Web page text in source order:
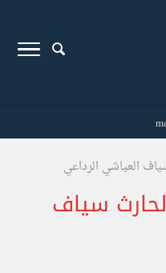
العياشي الرداعي
سياف